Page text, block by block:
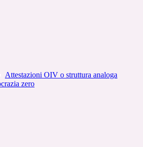
Attestazioni OIV o struttura analoga
zero